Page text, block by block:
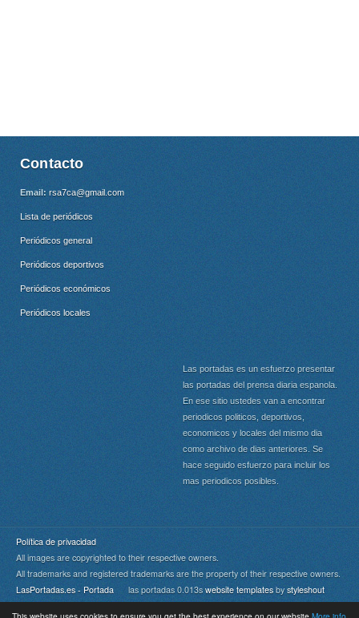
Contacto
Email: rsa7ca@gmail.com
Lista de periódicos
Periódicos general
Periódicos deportivos
Periódicos económicos
Periódicos locales
Las portadas es un esfuerzo presentar
las portadas del prensa diaria espanola.
En ese sitio ustedes van a encontrar
periodicos politicos, deportivos,
economicos y locales del mismo dia
como archivo de dias anteriores. Se
hace seguido esfuerzo para incluir los
mas periodicos posibles.
Política de privacidad
All images are copyrighted to their respective owners.
All trademarks and registered trademarks are the property of their respective owners.
LasPortadas.es - Portada las portadas 0.013s website templatesby styleshout